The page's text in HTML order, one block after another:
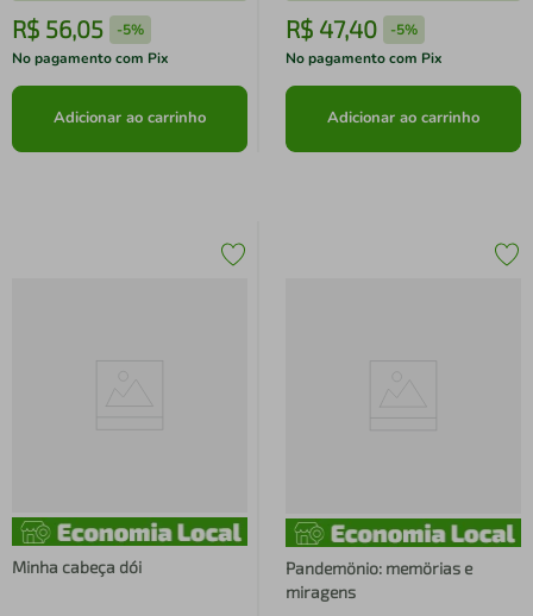
R$ 56,05 -5%
No pagamento com Pix
Adicionar ao carrinho
R$ 47,40 -5%
No pagamento com Pix
Adicionar ao carrinho
Minha cabeça dói
Pandemönio: memörias e
miragens